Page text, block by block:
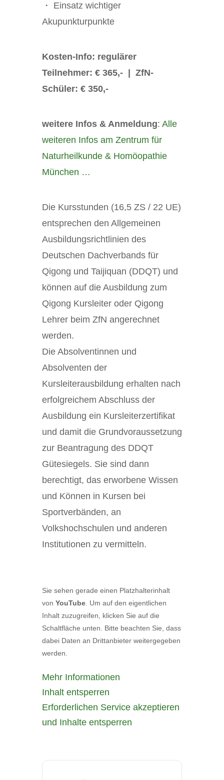
・ Einsatz wichtiger
Akupunkturpunkte
Kosten-Info: regulärer
Teilnehmer: € 365,- | ZfN-
Schüler: € 350,-
weitere Infos & Anmeldung: Alle
weiteren Infos am Zentrum für
Naturheilkunde & Homöopathie
München …
Die Kursstunden (16,5 ZS / 22 UE)
entsprechen den Allgemeinen
Ausbildungsrichtlinien des
Deutschen Dachverbands für
Qigong und Taijiquan (DDQT) und
können auf die Ausbildung zum
Qigong Kursleiter oder Qigong
Lehrer beim ZfN angerechnet
werden.
Die Absolventinnen und
Absolventen der
Kursleiterausbildung erhalten nach
erfolgreichem Abschluss der
Ausbildung ein Kursleiterzertifikat
und damit die Grundvoraussetzung
zur Beantragung des DDQT
Gütesiegels. Sie sind dann
berechtigt, das erworbene Wissen
und Können in Kursen bei
Sportverbänden, an
Volkshochschulen und anderen
Institutionen zu vermitteln.
Sie sehen gerade einen Platzhalterinhalt
von YouTube . Um auf den eigentlichen
Inhalt zuzugreifen, klicken Sie auf die
Schaltfläche unten. Bitte beachten Sie, dass
dabei Daten an Drittanbieter weitergegeben
werden.
Mehr Informationen
Inhalt entsperren
Erforderlichen Service akzeptieren
und Inhalte entsperren